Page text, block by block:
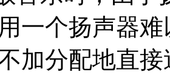
一个扬声器
加分配地直